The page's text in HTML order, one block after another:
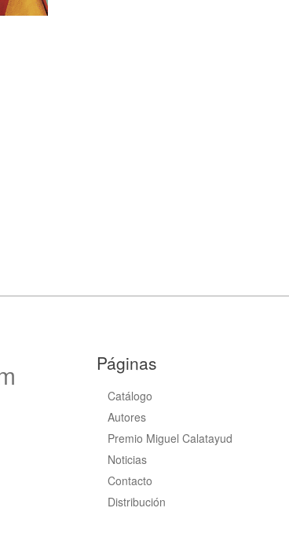
Páginas
Catálogo
Autores
Premio Miguel Calatayud
Noticias
Contacto
Distribución